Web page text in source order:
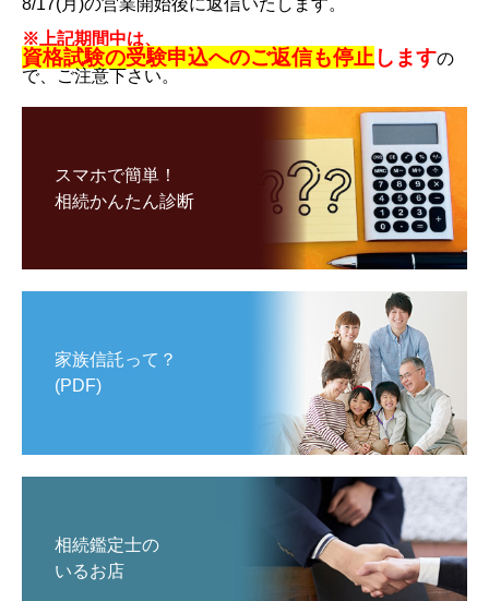
※上記期間中は、
資格試験の受験申込へのご返信も停止 しますの
で、ご注意下さい。
スマホで簡単！
相続かんたん診断
家族信託って？
(PDF)
相続鑑定士の
いるお店